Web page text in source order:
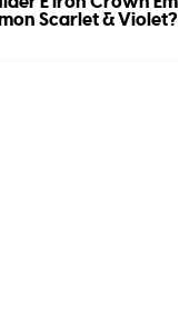
Scarlet & Violet?